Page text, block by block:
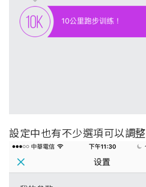
設定中也有不少選項可以調整